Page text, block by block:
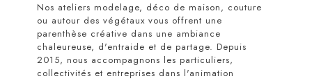
Nos ateliers modelage, déco de maison, couture
ou autour des végétaux vous offrent une
parenthèse créative dans une ambiance
chaleureuse, d'entraide et de partage. Depuis
2015, nous accompagnons les particuliers,
collectivités et entreprises dans l'animation